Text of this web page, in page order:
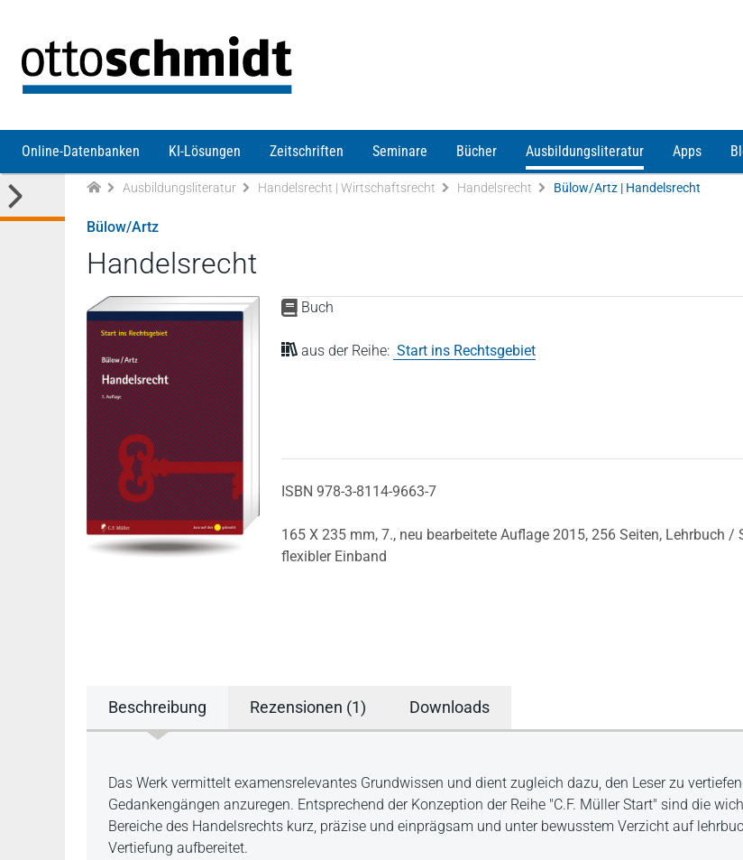
Online-Datenbanken KI-Lösungen Zeitschriften Seminare Bücher Ausbildungsliteratur Apps
Ausbildungsliteratur Handelsrecht | Wirtschaftsrecht Handelsrecht Bülow/Artz | Handelsrecht
Bülow/Artz
Handelsrecht
Buch
aus der Reihe: Start ins Rechtsgebiet
ISBN 978-3-8114-9663-7
165 X 235 mm, 7., neu bearbeitete Auflage 2015, 256 Seiten, Lehrbuch /
flexibler Einband
Beschreibung Rezensionen (1) Downloads
Beschreibung
Das Werk vermittelt examensrelevantes Grundwissen und dient zugleich dazu, den Leser zu
Gedankengängen anzuregen. Entsprechend der Konzeption der Reihe "C.F. Müller Start" sind die
Bereiche des Handelsrechts kurz, präzise und einprägsam und unter bewusstem Verzicht auf
Vertiefung aufbereitet.